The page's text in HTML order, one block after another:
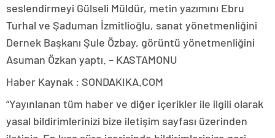
seslendirmeyi Gülseli Müldür, metin yazımını Ebru
Turhal ve Şaduman İzmitlioğlu, sanat yönetmenliğini
Dernek Başkanı Şule Özbay, görüntü yönetmenliğini
Asuman Özkan yaptı. – KASTAMONU
Haber Kaynak : SONDAKIKA.COM
“Yayınlanan tüm haber ve diğer içerikler ile ilgili olarak
yasal bildirimlerinizi bize iletişim sayfası üzerinden